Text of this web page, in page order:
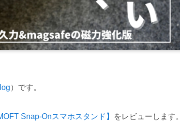
）です。
Snap-Onスマホスタンド】 をレビューします。